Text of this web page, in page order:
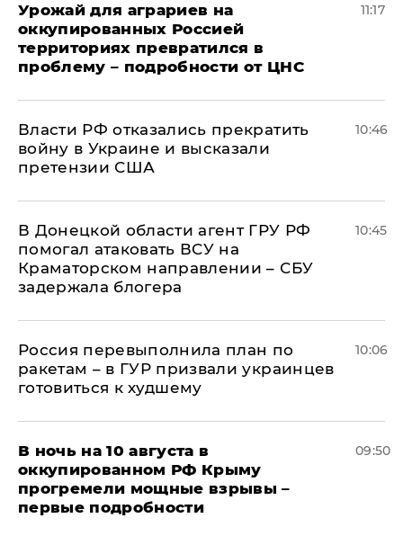
Урожай для аграриев на
оккупированных Россией
территориях превратился в
проблему – подробности от ЦНС
11:17
Власти РФ отказались прекратить
войну в Украине и высказали
претензии США
10:46
В Донецкой области агент ГРУ РФ
помогал атаковать ВСУ на
Краматорском направлении – СБУ
задержала блогера
10:45
Россия перевыполнила план по
ракетам – в ГУР призвали украинцев
готовиться к худшему
10:06
В ночь на 10 августа в
оккупированном РФ Крыму
прогремели мощные взрывы –
первые подробности
09:50